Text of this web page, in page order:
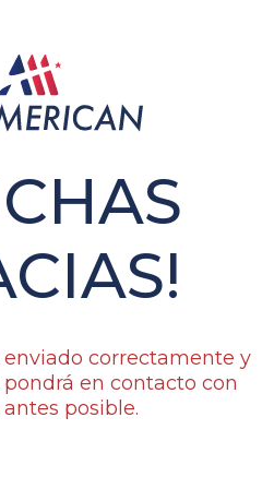
correctamente y
en contacto con
posible.